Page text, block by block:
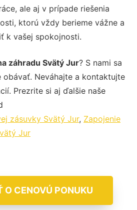
ale aj v prípade riešenia
ktorú vždy berieme vážne a
k vašej spokojnosti.
záhradu Svätý Jur? S nami sa
obávať. Neváhajte a kontaktujte
Prezrite si aj ďalšie naše
zásuvky Svätý Jur, Zapojenie
Jur
O CENOVÚ PONUKU